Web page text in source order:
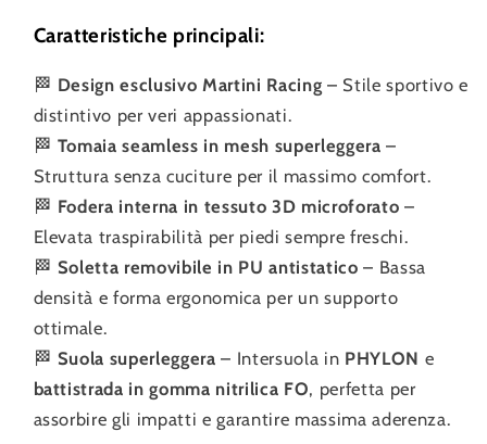
Caratteristiche principali:
🏁 Design esclusivo Martini Racing – Stile sportivo e
distintivo per veri appassionati.
🏁 Tomaia seamless in mesh superleggera –
Struttura senza cuciture per il massimo comfort.
🏁 Fodera interna in tessuto 3D microforato –
Elevata traspirabilità per piedi sempre freschi.
🏁 Soletta removibile in PU antistatico – Bassa
densità e forma ergonomica per un supporto
ottimale.
🏁 Suola superleggera – Intersuola in PHYLON e
battistrada in gomma nitrilica FO, perfetta per
assorbire gli impatti e garantire massima aderenza.